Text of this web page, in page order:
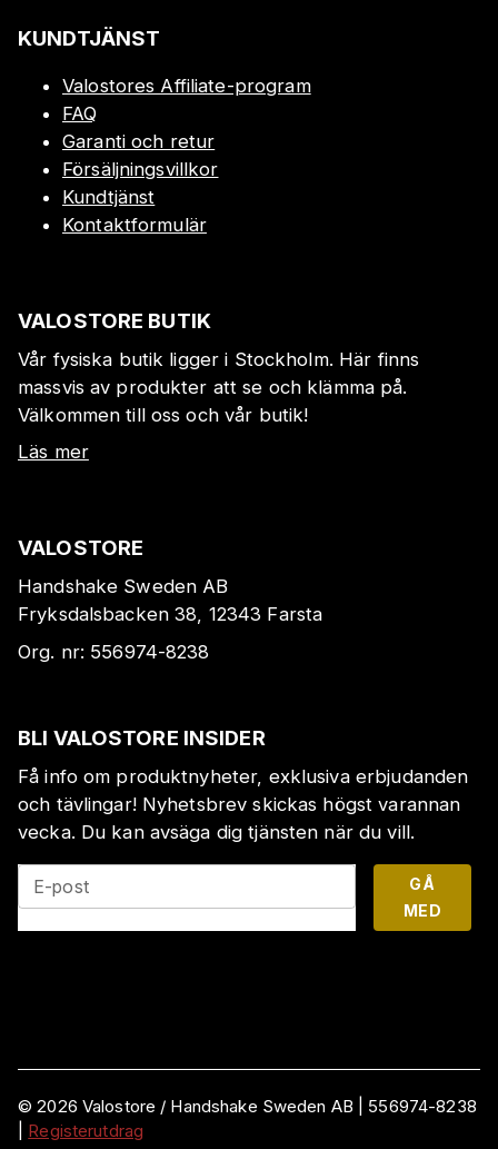
KUNDTJÄNST
Valostores Affiliate-program
FAQ
Garanti och retur
Försäljningsvillkor
Kundtjänst
Kontaktformulär
VALOSTORE BUTIK
Vår fysiska butik ligger i Stockholm. Här finns
massvis av produkter att se och klämma på.
Välkommen till oss och vår butik!
Läs mer
VALOSTORE
Handshake Sweden AB
Fryksdalsbacken 38, 12343 Farsta
Org. nr: 556974-8238
BLI VALOSTORE INSIDER
Få info om produktnyheter, exklusiva erbjudanden
och tävlingar! Nyhetsbrev skickas högst varannan
vecka. Du kan avsäga dig tjänsten när du vill.
E-post
GÅ
MED
©2026 Valostore / Handshake Sweden AB
556974-8238
Registerutdrag